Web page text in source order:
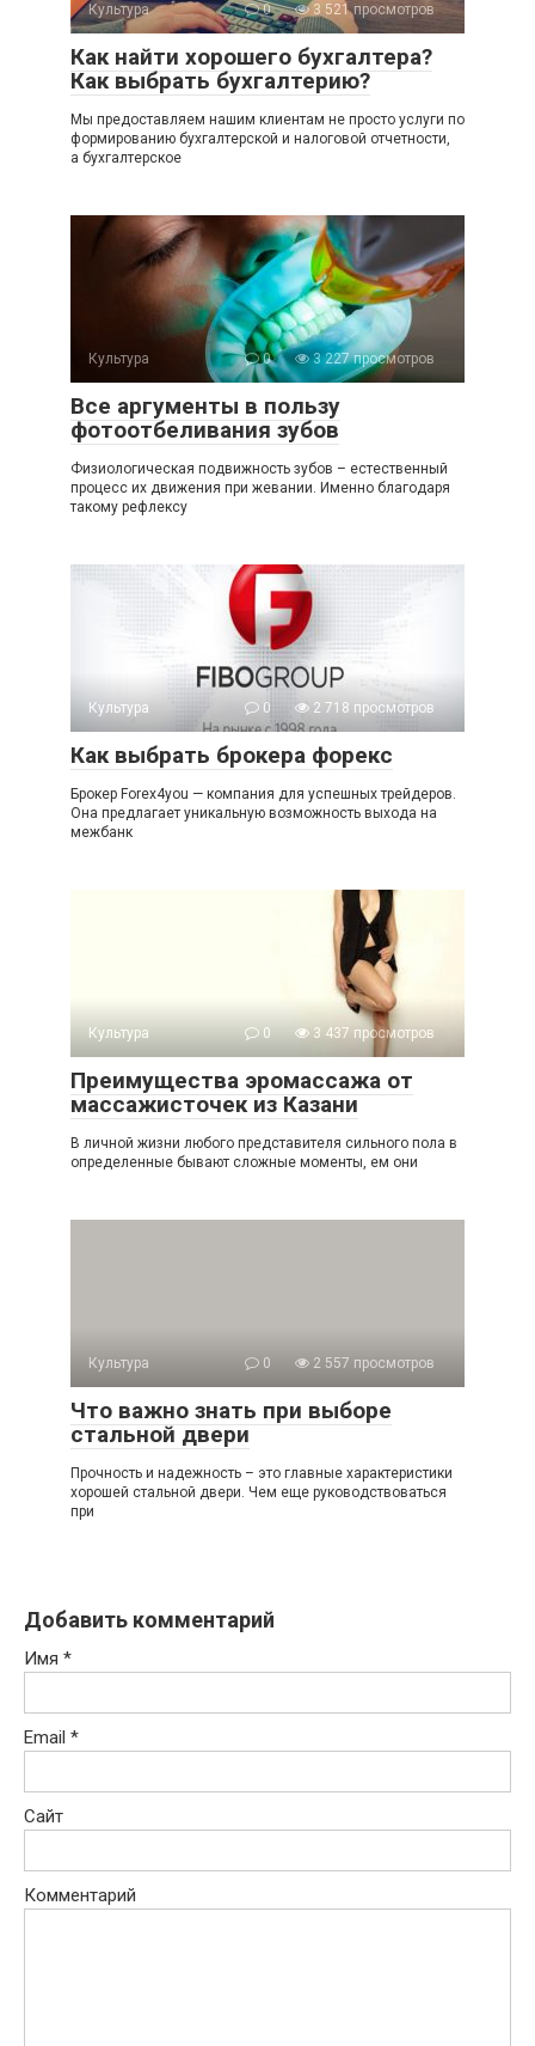
Культура 0 3 521 просмотров
Как найти хорошего бухгалтера?
Как выбрать бухгалтерию?
Мы предоставляем нашим клиентам не просто услуги по
формированию бухгалтерской и налоговой отчетности,
а бухгалтерское
Культура 0 3 227 просмотров
Все аргументы в пользу
фотоотбеливания зубов
Физиологическая подвижность зубов – естественный
процесс их движения при жевании. Именно благодаря
такому рефлексу
Культура 0 2 718 просмотров
Как выбрать брокера форекс
Брокер Forex4you — компания для успешных трейдеров.
Она предлагает уникальную возможность выхода на
межбанк
Культура 0 3 437 просмотров
Преимущества эромассажа от
массажисточек из Казани
В личной жизни любого представителя сильного пола в
определенные бывают сложные моменты, ем они
Культура 0 2 557 просмотров
Что важно знать при выборе
стальной двери
Прочность и надежность – это главные характеристики
хорошей стальной двери. Чем еще руководствоваться
при
Добавить комментарий
Имя *
Email *
Сайт
Комментарий